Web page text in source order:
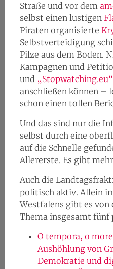
Straße und vor dem
selbst einen lustigen
Piraten organisierte
Selbstverteidigung
Pilze aus dem Boden.
Kampagnen und
und „Stopwatching.eu“
anschließen können –
schon einen tollen
Und das sind nur die
selbst durch eine
auf die Schnelle
Allererste. Es gibt
Auch die
politisch aktiv. Allein
Westfalens gibt es von
Thema insgesamt fünf
O tempora, o
Aushöhlung von
Demokratie und